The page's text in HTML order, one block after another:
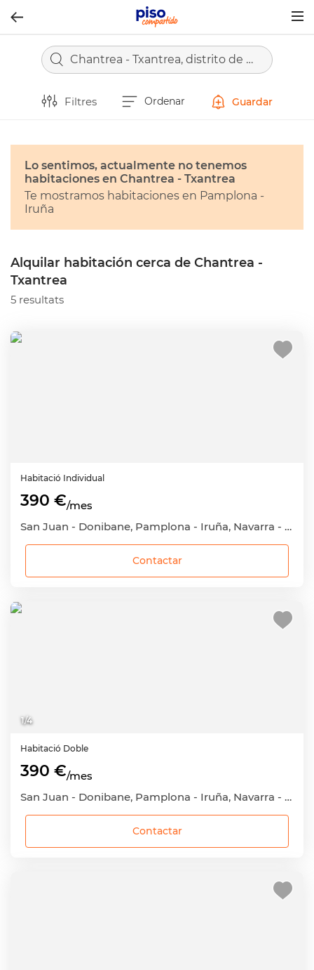
Chantrea - Txantrea, distrito de Pamplona - Iruña
Filtres Ordenar Guardar
Lo sentimos, actualmente no tenemos
habitaciones en Chantrea - Txantrea
Te mostramos habitaciones en Pamplona -
Iruña
Alquilar habitación cerca de Chantrea -
Txantrea
5 resultats
Habitació Individual
390 €/mes
San Juan - Donibane, Pamplona - Iruña, Navarra - Nafarroa
Contactar
1/4
Habitació Doble
390 €/mes
San Juan - Donibane, Pamplona - Iruña, Navarra - Nafarroa
Contactar